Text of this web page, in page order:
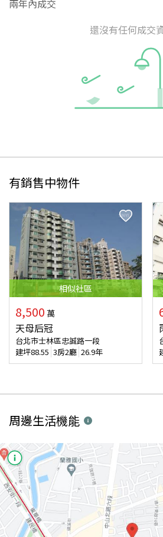
兩年內成交
還沒有任何成交
有銷售中物件
相似社區
8,500 萬
天母后冠
台北市士林區忠誠路一段
建坪88.55 3房2廳 26.9年
周邊生活機能